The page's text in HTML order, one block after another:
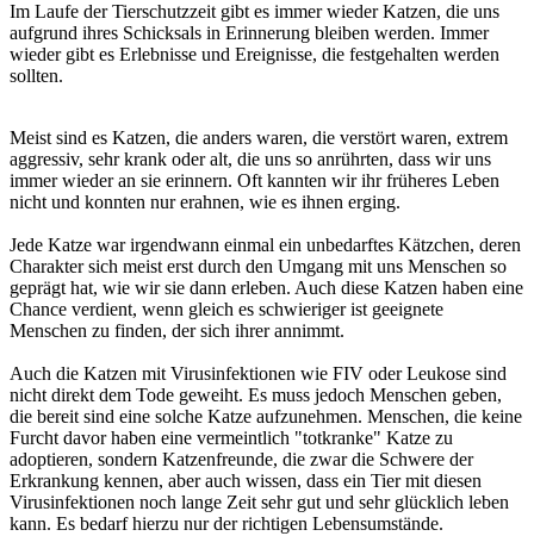
Im Laufe der Tierschutzzeit gibt es immer wieder Katzen, die uns
aufgrund ihres Schicksals in Erinnerung bleiben werden. Immer
wieder gibt es Erlebnisse und Ereignisse, die festgehalten werden
sollten.
Meist sind es Katzen, die anders waren, die verstört waren, extrem
aggressiv, sehr krank oder alt, die uns so anrührten, dass wir uns
immer wieder an sie erinnern. Oft kannten wir ihr früheres Leben
nicht und konnten nur erahnen, wie es ihnen erging.
Jede Katze war irgendwann einmal ein unbedarftes Kätzchen, deren
Charakter sich meist erst durch den Umgang mit uns Menschen so
geprägt hat, wie wir sie dann erleben. Auch diese Katzen haben eine
Chance verdient, wenn gleich es schwieriger ist geeignete
Menschen zu finden, der sich ihrer annimmt.
Auch die Katzen mit Virusinfektionen wie FIV oder Leukose sind
nicht direkt dem Tode geweiht. Es muss jedoch Menschen geben,
die bereit sind eine solche Katze aufzunehmen. Menschen, die keine
Furcht davor haben eine vermeintlich "totkranke" Katze zu
adoptieren, sondern Katzenfreunde, die zwar die Schwere der
Erkrankung kennen, aber auch wissen, dass ein Tier mit diesen
Virusinfektionen noch lange Zeit sehr gut und sehr glücklich leben
kann. Es bedarf hierzu nur der richtigen Lebensumstände.